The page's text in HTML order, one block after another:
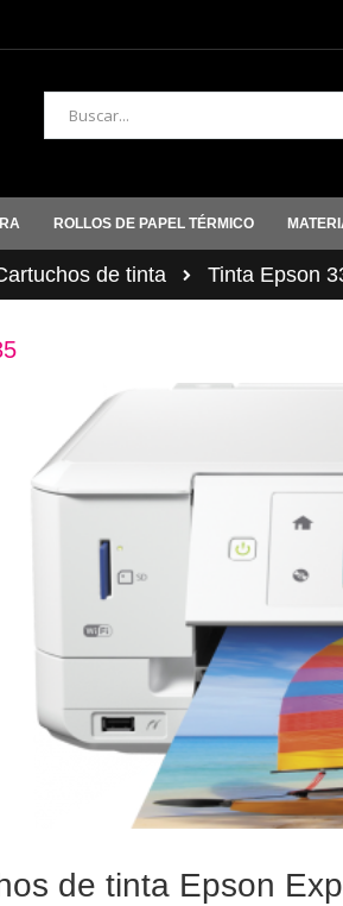
Buscar
ROLLOS DE PAPEL TÉRMICO
de tinta Tinta Epson
de tinta Epson